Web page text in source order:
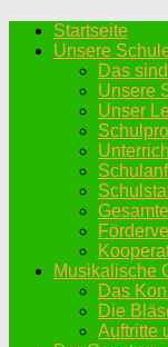
Startseite
Unsere
Das
Unsere
Unser
Musikalische
Das
Die
Auftritte